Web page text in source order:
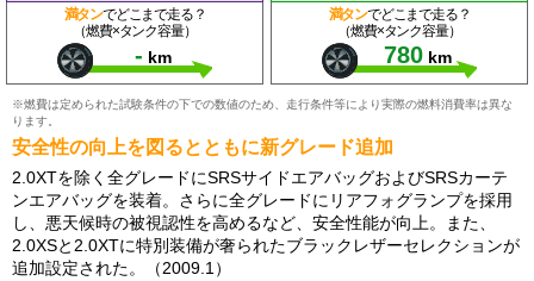
満タンでどこまで走る？
（燃費×タンク容量）
- km
満タンでどこまで走る？
（燃費×タンク容量）
780 km
※燃費は定められた試験条件の下での数値のため、走行条件等により実際の燃料消費率は異な
ります。
安全性の向上を図るとともに新グレード追加
2.0XTを除く全グレードにSRSサイドエアバッグおよびSRSカーテ
ンエアバッグを装着。さらに全グレードにリアフォグランプを採用
し、悪天候時の被視認性を高めるなど、安全性能が向上。また、
2.0XSと2.0XTに特別装備が奢られたブラックレザーセレクションが
追加設定された。（2009.1）